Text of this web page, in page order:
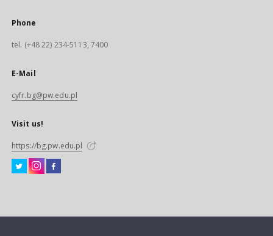
Phone
tel. (+48 22) 234-5113, 7400
E-Mail
cyfr.bg@pw.edu.pl
Visit us!
https://bg.pw.edu.pl